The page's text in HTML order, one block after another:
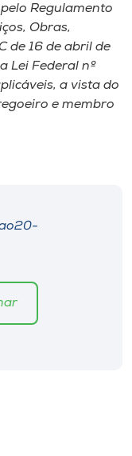
Regulamento
Obras,
de 16 de abril de
Lei Federal nº
a vista do
e membro